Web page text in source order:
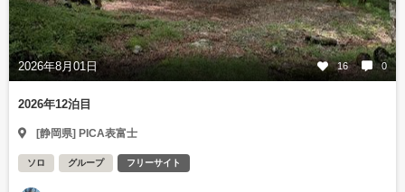
2026年8月01日 16 0
2026年12泊目
[静岡県] PICA表富士
ソロ グループ フリーサイト